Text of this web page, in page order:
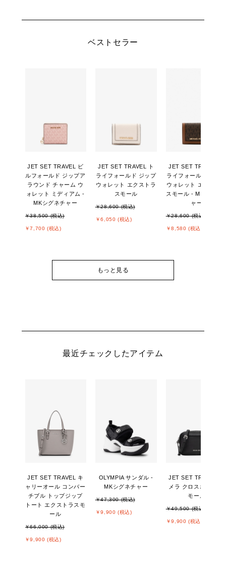
ベストセラー
JET SET TRAVEL ビ
ルフォールド ジップア
ラウンド チャーム ウ
ォレット ミディアム -
MKシグネチャー
￥38,500 (税込)
￥7,700 (税込)
JET SET TRAVEL ト
ライフォールド ジップ
ウォレット エクストラ
スモール
￥28,600 (税込)
￥6,050 (税込)
JET SET TRAVEL ト
ライフォールド ジッ
ウォレット エクスト
スモール - MKシグネ
ャー
￥28,600 (税込)
￥8,580 (税込)
もっと見る
最近チェックしたアイテム
JET SET TRAVEL キ
ャリーオール コンバー
チブル トップジップ
トート エクストラスモ
ール
￥66,000 (税込)
￥9,900 (税込)
OLYMPIA サンダル -
MKシグネチャー
￥47,300 (税込)
￥9,900 (税込)
JET SET TRAVEL カ
メラ クロスボディ ス
モール
￥49,500 (税込)
￥9,900 (税込)